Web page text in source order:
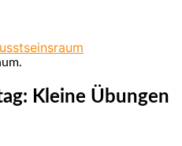
Kleine Übungen